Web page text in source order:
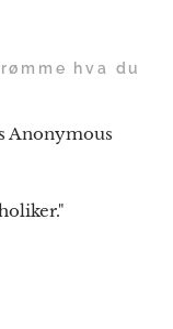
hva du
Anonymous